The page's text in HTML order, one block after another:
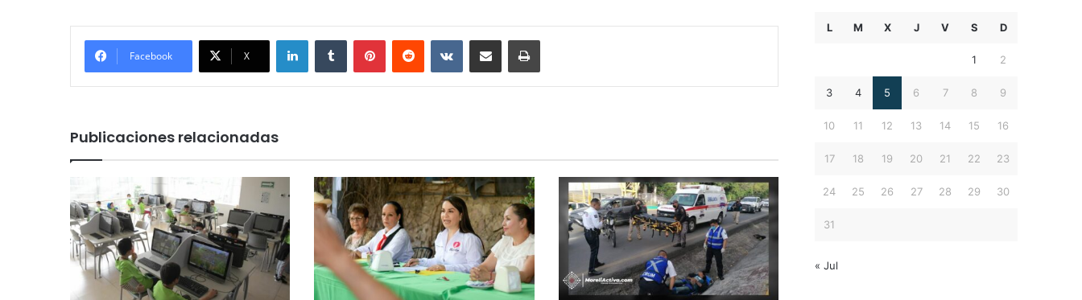
Facebook X
LinkedInTumblr PinterestReddit VKontakteCompartir por correo electrónicoImprimir
Publicaciones relacionadas
L M X J V S D
1 2
3 4 5 6 7 8 9
10 11 12 13 14 15 16
17 18 19 20 21 22 23
24 25 26 27 28 29 30
31
« Jul